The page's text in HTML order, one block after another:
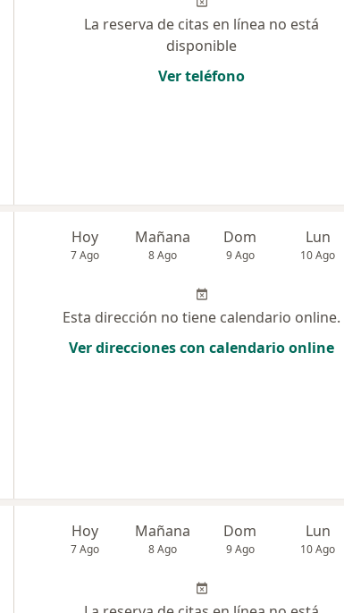
La reserva de citas en línea no está
disponible
Ver teléfono
Hoy
7 Ago
Mañana
8 Ago
Dom
9 Ago
Lun
10 Ago
Esta dirección no tiene calendario online.
Ver direcciones con calendario online
Hoy
7 Ago
Mañana
8 Ago
Dom
9 Ago
Lun
10 Ago